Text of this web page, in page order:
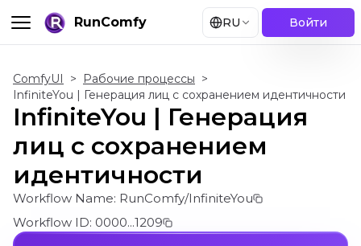
RunComfy RU Войти
ComfyUI > Рабочие процессы >
InfiniteYou | Генерация лиц с сохранением идентичности
InfiniteYou | Генерация
лиц с сохранением
идентичности
Workflow Name: RunComfy/InfiniteYou
Workflow ID: 0000...1209